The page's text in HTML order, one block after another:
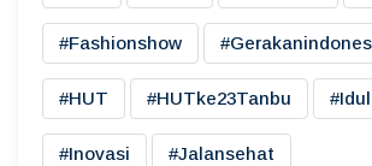
#fashionshow
#HUT #HUTke23Tanbu
#inovasi #jalansehat